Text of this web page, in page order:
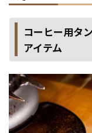
コーヒー用タ
アイテム